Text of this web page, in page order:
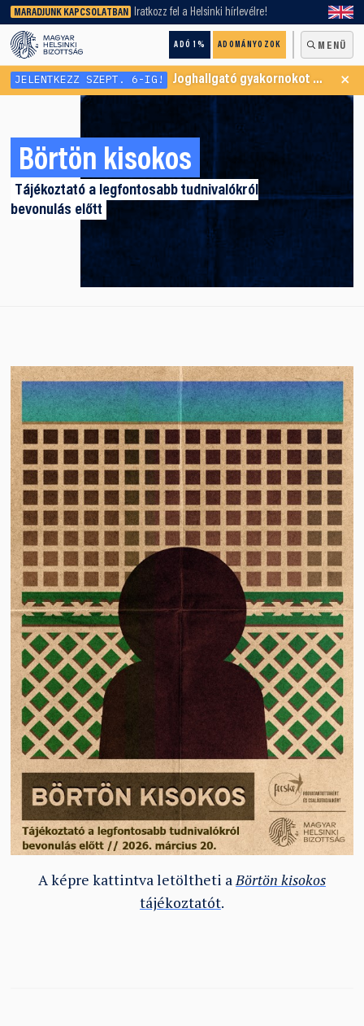
MARADJUNK KAPCSOLATBAN Iratkozz fel a Helsinki hírlevélre!
ADÓ 1% ADOMÁNYOZOK MENÜ
keresőnket!
JELENTKEZZ SZEPT. 6-IG! Joghallgató gyakornokot keresünk Menekültügyi Programunkba ×
Börtön kisokos
Tájékoztató a legfontosabb tudnivalókról
bevonulás előtt
A képre kattintva letöltheti aBörtön kisokos
tájékoztatót.